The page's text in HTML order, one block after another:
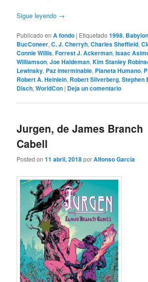
Sigue leyendo →
Publicado en A fondo | Etiquetado 1998,
BucConeer,C. J. Cherryh,Charles Sheffield,
Connie Willis,Forrest J. Ackerman,Isaac
Williamson,Joe Haldeman,Kim Stanley
Lewinsky, Paz interminable, Planeta Humano,
Robert A. Heinlein, Robert Silverberg,Stephen
Disch,WorldCon | Deja un comentario
Jurgen, de James Branch
Cabell
Posted on11 abril, 2018porAlfonso García